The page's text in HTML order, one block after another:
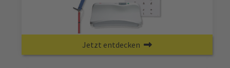
Jetzt entdecken